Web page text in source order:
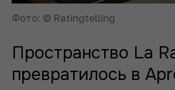
Фото: © Ratingtelling
Пространство La
превратилось в